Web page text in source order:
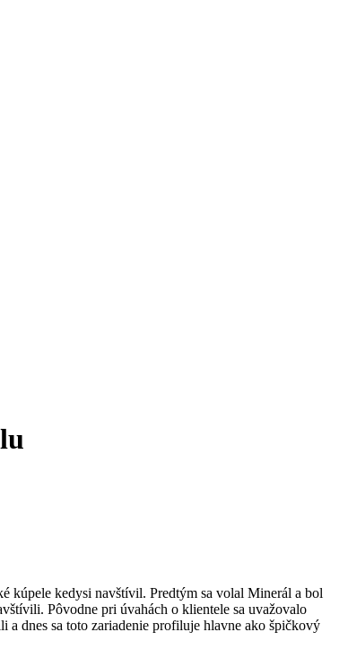
kúpele kedysi navštívil. Predtým sa volal Minerál a bol
Pôvodne pri úvahách o klientele sa uvažovalo
dnes sa toto zariadenie profiluje hlavne ako špičkový